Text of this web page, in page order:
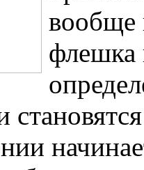
вообще
флешка